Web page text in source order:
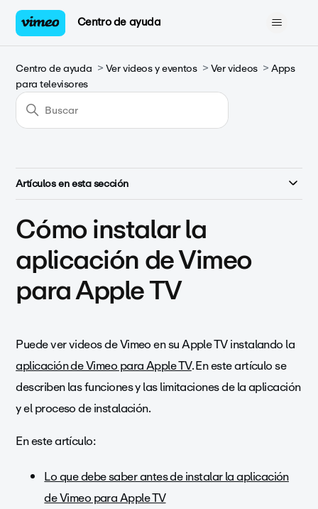
Centro de ayuda
Centro de ayuda Ver videos y eventos Ver videos
Apps
para televisores
Artículos en esta sección
Cómo instalar la
aplicación de Vimeo
para Apple TV
Puede ver videos de Vimeo en su Apple TV instalando la
aplicación de Vimeo para Apple TV. En este artículo se
describen las funciones y las limitaciones de la aplicación
y el proceso de instalación.
En este artículo:
Lo que debe saber antes de instalar la aplicación
de Vimeo para Apple TV